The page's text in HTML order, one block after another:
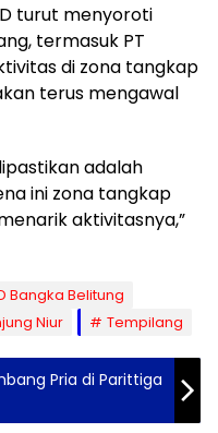
turut menyoroti
termasuk PT
di zona tangkap
terus mengawal
adalah
ini zona tangkap
aktivitasnya,”
Bangka Belitung
Niur Tempilang
Pria di Parittiga